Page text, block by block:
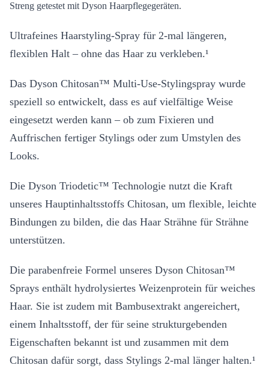
Streng getestet mit Dyson Haarpflegegeräten.
Ultrafeines Haarstyling-Spray für 2-mal längeren,
flexiblen Halt – ohne das Haar zu verkleben.¹
Das Dyson Chitosan™ Multi-Use-Stylingspray wurde
speziell so entwickelt, dass es auf vielfältige Weise
eingesetzt werden kann – ob zum Fixieren und
Auffrischen fertiger Stylings oder zum Umstylen des
Looks.
Die Dyson Triodetic™ Technologie nutzt die Kraft
unseres Hauptinhaltsstoffs Chitosan, um flexible, leichte
Bindungen zu bilden, die das Haar Strähne für Strähne
unterstützen.
Die parabenfreie Formel unseres Dyson Chitosan™
Sprays enthält hydrolysiertes Weizenprotein für weiches
Haar. Sie ist zudem mit Bambusextrakt angereichert,
einem Inhaltsstoff, der für seine strukturgebenden
Eigenschaften bekannt ist und zusammen mit dem
Chitosan dafür sorgt, dass Stylings 2-mal länger halten.¹